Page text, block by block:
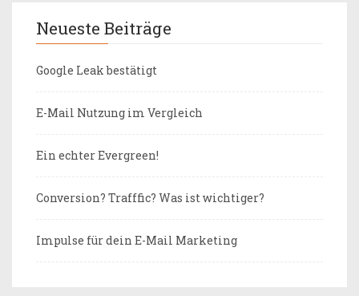
Neueste Beiträge
Google Leak bestätigt
E-Mail Nutzung im Vergleich
Ein echter Evergreen!
Conversion? Trafffic? Was ist wichtiger?
Impulse für dein E-Mail Marketing